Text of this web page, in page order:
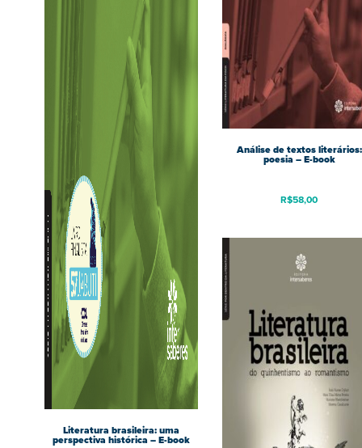
Literatura brasileira: uma
perspectiva histórica – E-book
Análise de textos literários:
poesia – E-book
R$58,00